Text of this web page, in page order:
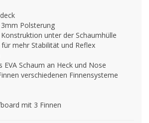
Polsterung
unter der Schaumhülle
mehr Stabilität und Reflex
EVA Schaum an Heck und Nose
verschiedenen Finnensysteme
mit 3 Finnen